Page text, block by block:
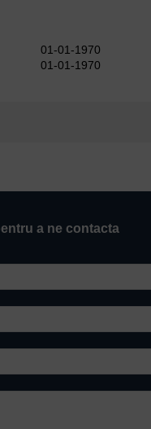
01-01-1970
01-01-1970
a ne contacta